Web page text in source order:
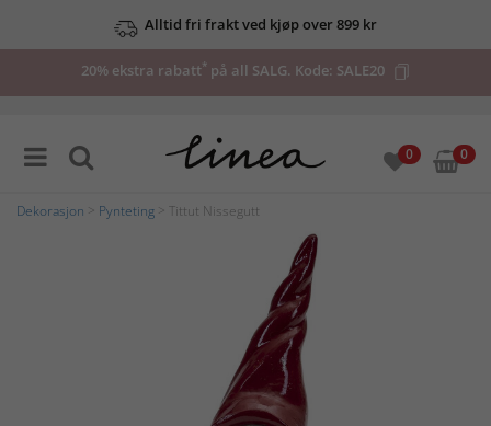
Alltid fri frakt ved kjøp over 899 kr
20% ekstra rabatt* på all SALG. Kode: SALE20
0 0
Dekorasjon Pynteting > Tittut Nissegutt